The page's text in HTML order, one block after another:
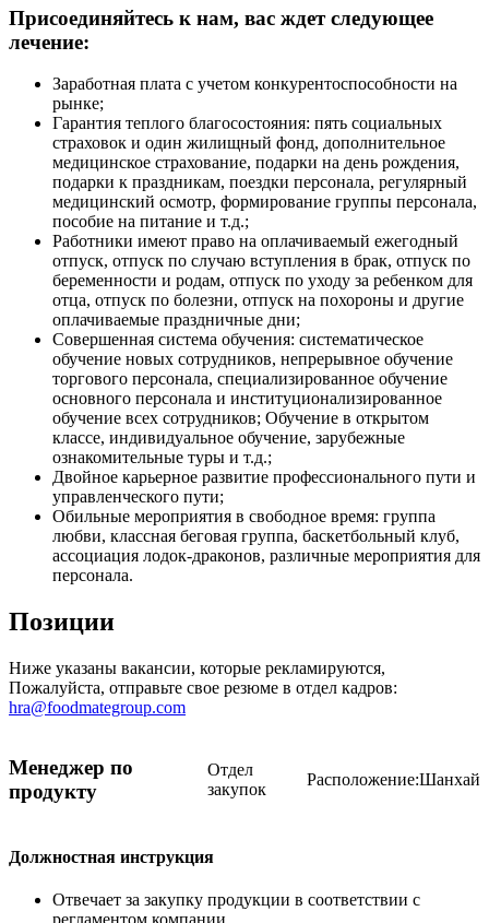
Присоединяйтесь к нам, вас ждет следующее
лечение:
Заработная плата с учетом конкурентоспособности на
рынке;
Гарантия теплого благосостояния: пять социальных
страховок и один жилищный фонд, дополнительное
медицинское страхование, подарки на день рождения,
подарки к праздникам, поездки персонала, регулярный
медицинский осмотр, формирование группы персонала,
пособие на питание и т.д.;
Работники имеют право на оплачиваемый ежегодный
отпуск, отпуск по случаю вступления в брак, отпуск по
беременности и родам, отпуск по уходу за ребенком для
отца, отпуск по болезни, отпуск на похороны и другие
оплачиваемые праздничные дни;
Совершенная система обучения: систематическое
обучение новых сотрудников, непрерывное обучение
торгового персонала, специализированное обучение
основного персонала и институционализированное
обучение всех сотрудников; Обучение в открытом
классе, индивидуальное обучение, зарубежные
ознакомительные туры и т.д.;
Двойное карьерное развитие профессионального пути и
управленческого пути;
Обильные мероприятия в свободное время: группа
любви, классная беговая группа, баскетбольный клуб,
ассоциация лодок-драконов, различные мероприятия для
персонала.
Позиции
Ниже указаны вакансии, которые рекламируются,
Пожалуйста, отправьте свое резюме в отдел кадров:
hra@foodmategroup.com
Менеджер по
продукту
Отдел
закупок
Расположение:Шанхай
Должностная инструкция
Отвечает за закупку продукции в соответствии с